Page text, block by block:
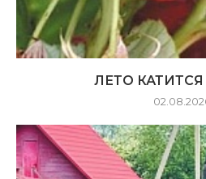
ЛЕТО КАТИТСЯ